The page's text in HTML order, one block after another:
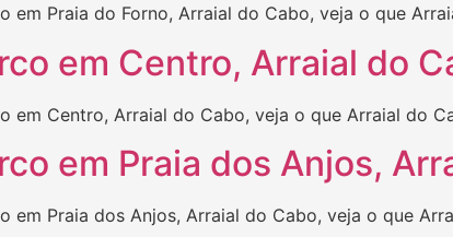
em Praia do Forno, Arraial do Cabo, veja o que
em Centro, Arraial do
em Centro, Arraial do Cabo, veja o que Arraial do
em Praia dos Anjos,
em Praia dos Anjos, Arraial do Cabo, veja o que